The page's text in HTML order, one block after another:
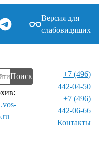
Версия для
слабовидящих
Поиск
+7 (496)
442-04-50
+7 (496)
442-06-66
Контакты⁠